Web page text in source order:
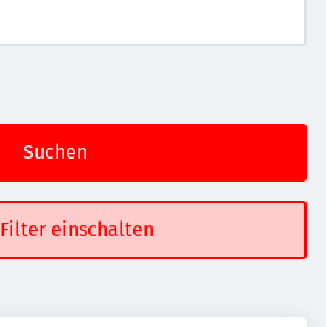
Suchen
Filter einschalten